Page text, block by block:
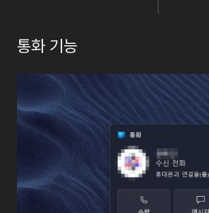
통화 기능